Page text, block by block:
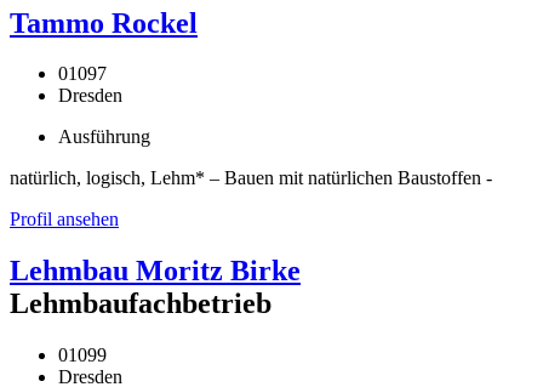
Tammo Rockel
01097
Dresden
Ausführung
natürlich, logisch, Lehm* – Bauen mit natürlichen Baustoffen -
Profil ansehen
Lehmbau Moritz Birke
Lehmbaufachbetrieb
01099
Dresden